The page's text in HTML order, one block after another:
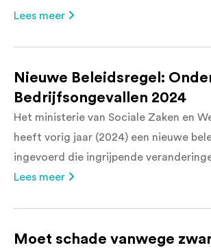
Lees meer
Nieuwe Beleidsregel:
Bedrijfsongevallen 2024
Het ministerie van Sociale Zaken en
heeft vorig jaar (2024) een nieuwe
ingevoerd die ingrijpende
Lees meer
Moet schade vanwege